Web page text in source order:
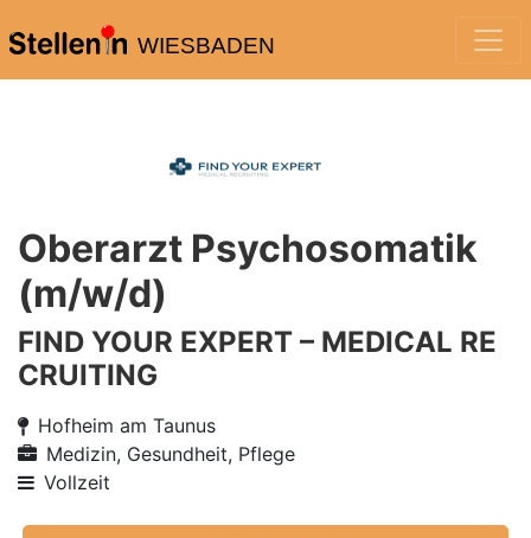
WIESBADEN
Oberarzt Psychosomatik
(m/w/d)
FIND YOUR EXPERT – MEDICAL RE
CRUITING
Hofheim am Taunus
Medizin, Gesundheit, Pflege
Vollzeit